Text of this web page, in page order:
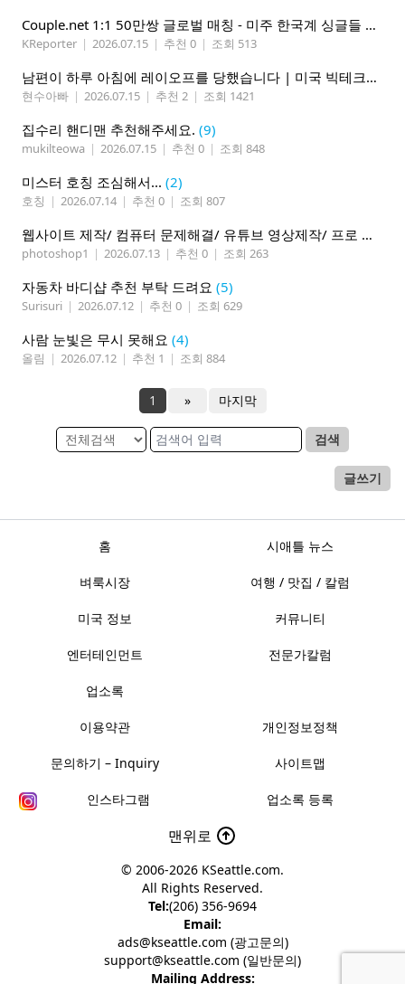
Couple.net 1:1 50만쌍 글로벌 매칭 - 미주 한국계 싱글들 모이세요
KReporter | 2026.07.15 | 추천 0 | 조회 513
남편이 하루 아침에 레이오프를 당했습니다 | 미국 빅테크의 현실
현수아빠 | 2026.07.15 | 추천 2 | 조회 1421
집수리 핸디맨 추천해주세요. (9)
mukilteowa | 2026.07.15 | 추천 0 | 조회 848
미스터 호칭 조심해서... (2)
호칭 | 2026.07.14 | 추천 0 | 조회 807
웹사이트 제작/ 컴퓨터 문제해결/ 유튜브 영상제작/ 프로 사진촬영
photoshop1 | 2026.07.13 | 추천 0 | 조회 263
자동차 바디샵 추천 부탁 드려요 (5)
Surisuri | 2026.07.12 | 추천 0 | 조회 629
사람 눈빛은 무시 못해요 (4)
올림 | 2026.07.12 | 추천 1 | 조회 884
1 » 마지막
검색
글쓰기
홈 시애틀 뉴스
벼룩시장 여행 / 맛집 / 칼럼
미국 정보 커뮤니티
엔터테인먼트 전문가칼럼
업소록
이용약관 개인정보정책
문의하기 – Inquiry 사이트맵
인스타그램 업소록 등록
맨위로
© 2006-2026 KSeattle.com.
All Rights Reserved.
Tel:(206) 356-9694
Email:
ads@kseattle.com (광고문의)
support@kseattle.com (일반문의)
Mailing Address: